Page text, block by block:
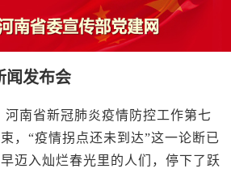
闻发布会
河南省新冠肺炎疫情防控工作第七
，“疫情拐点还未到达”这一论断已
迈入灿烂春光里的人们，停下了跃